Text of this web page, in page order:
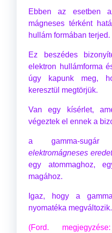
Ebben az esetben
mágneses térként
hullám formában terjed.
Ez beszédes
elektron hullámforma
úgy kapunk meg,
keresztül megtörjük.
Van egy kísérlet,
végeztek el ennek a
a gamma-sugár
elektromágneses
egy atommaghoz,
magához.
Igaz, hogy a
nyomatéka megváltozik.
(Ford.